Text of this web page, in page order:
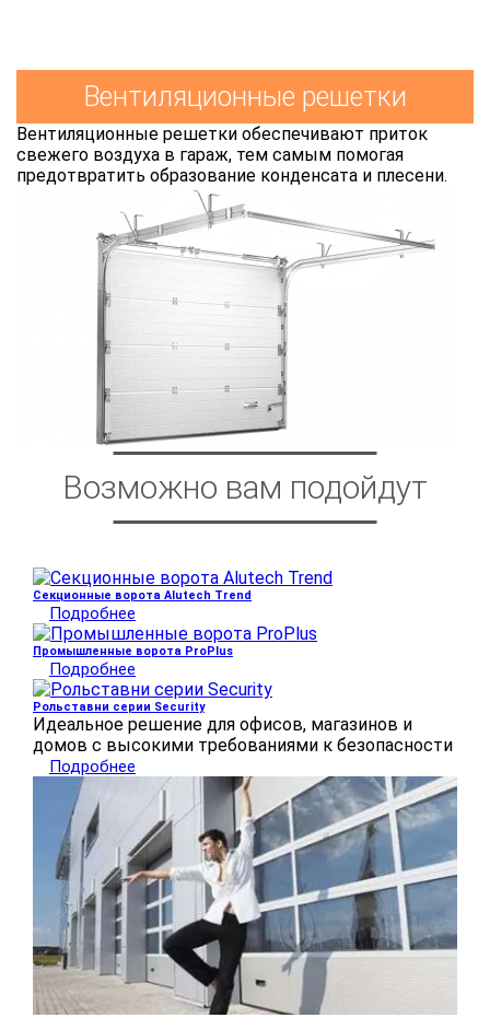
Вентиляционные решетки
Вентиляционные решетки обеспечивают приток
свежего воздуха в гараж, тем самым помогая
предотвратить образование конденсата и плесени.
Возможно вам подойдут
Секционные ворота Alutech Trend
Подробнее
Промышленные ворота ProPlus
Подробнее
Рольставни серии Security
Идеальное решение для офисов, магазинов и
домов с высокими требованиями к безопасности
Подробнее